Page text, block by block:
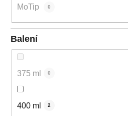
MoTip 0
Balení
375 ml 0
400 ml 2